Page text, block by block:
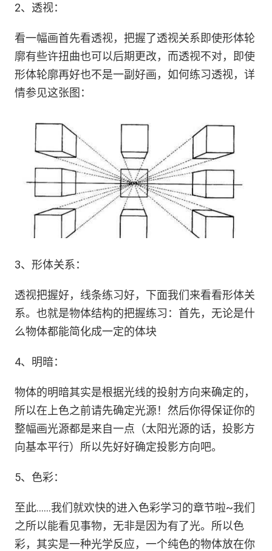
2、透视：
看一幅画首先看透视，把握了透视关系即使形体轮
廓有些许扭曲也可以后期更改，而透视不对，即使
形体轮廓再好也不是一副好画，如何练习透视，详
情参见这张图：
3、形体关系：
透视把握好，线条练习好，下面我们来看看形体关
系。也就是物体结构的把握练习：首先，无论是什
么物体都能简化成一定的体块
4、明暗：
物体的明暗其实是根据光线的投射方向来确定的，
所以在上色之前请先确定光源！然后你得保证你的
整幅画光源都是来自一点（太阳光源的话，投影方
向基本平行）所以先好好确定投影方向吧。
5、色彩：
至此……我们就欢快的进入色彩学习的章节啦~我们
之所以能看见事物，无非是因为有了光。所以色
彩，其实是一种光学反应，一个纯色的物体放在你